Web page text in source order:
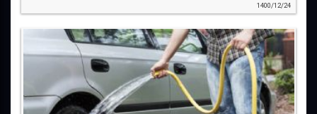
1400/12/24